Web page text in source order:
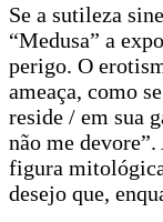
Se a sutileza
“Medusa” a
perigo. O
ameaça, como
reside / em sua
não me
figura
desejo que,